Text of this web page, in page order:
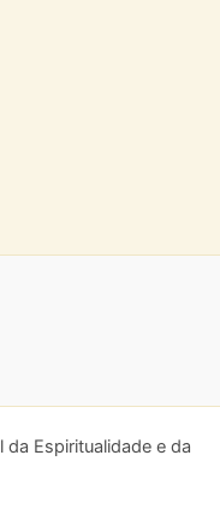
Espiritualidade e da